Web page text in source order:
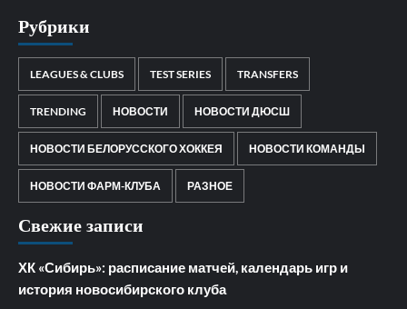
Рубрики
LEAGUES & CLUBS TEST SERIES TRANSFERS
TRENDING НОВОСТИ НОВОСТИ ДЮСШ
НОВОСТИ БЕЛОРУССКОГО ХОККЕЯ НОВОСТИ КОМАНДЫ
НОВОСТИ ФАРМ-КЛУБА РАЗНОЕ
Свежие записи
ХК «Сибирь»: расписание матчей, календарь игр и
история новосибирского клуба